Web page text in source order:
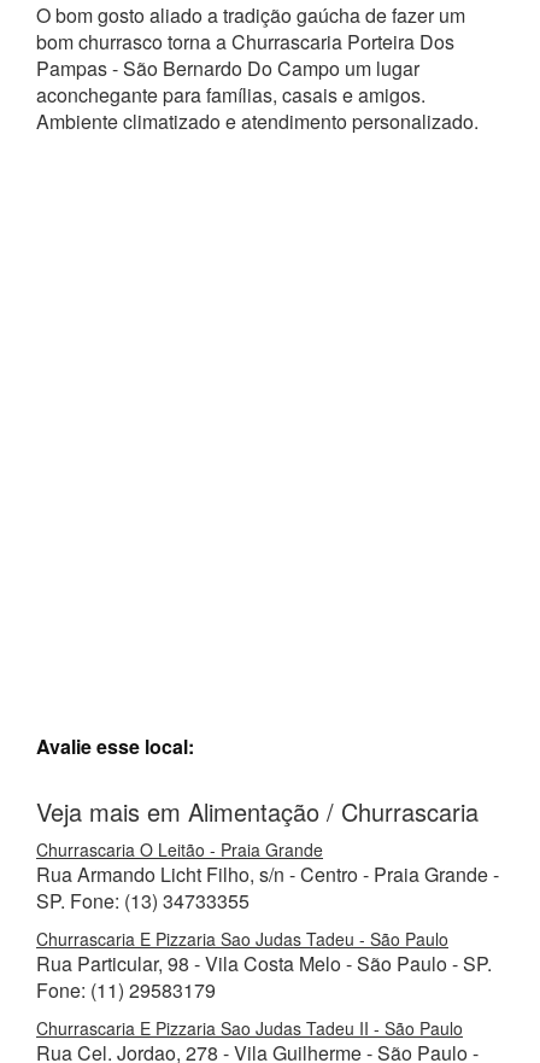
O bom gosto aliado a tradição gaúcha de fazer um
bom churrasco torna a Churrascaria Porteira Dos
Pampas - São Bernardo Do Campo um lugar
aconchegante para famílias, casais e amigos.
Ambiente climatizado e atendimento personalizado.
Avalie esse local:
Veja mais em Alimentação / Churrascaria
Churrascaria O Leitão - Praia Grande
Rua Armando Licht Filho, s/n - Centro - Praia Grande -
SP. Fone: (13) 34733355
Churrascaria E Pizzaria Sao Judas Tadeu - São Paulo
Rua Particular, 98 - Vila Costa Melo - São Paulo - SP.
Fone: (11) 29583179
Churrascaria E Pizzaria Sao Judas Tadeu II - São Paulo
Rua Cel. Jordao, 278 - Vila Guilherme - São Paulo -